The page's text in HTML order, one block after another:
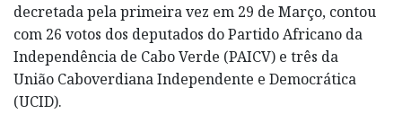
decretada pela primeira vez em 29 de Março, contou
com 26 votos dos deputados do Partido Africano da
Independência de Cabo Verde (PAICV) e três da
União Caboverdiana Independente e Democrática
(UCID).